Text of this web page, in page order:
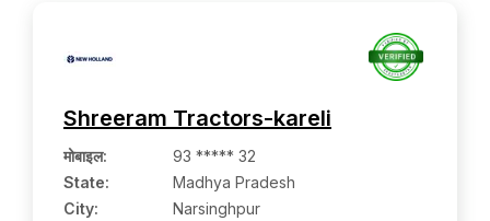
Shreeram Tractors-kareli
मोबाइल:
93 ***** 32
State:
Madhya Pradesh
City:
Narsinghpur